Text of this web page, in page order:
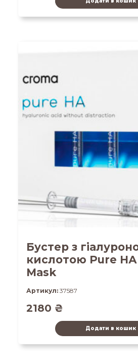
Бустер з
кислотою Pure
Mask
Артикул: 37587
2180 ₴
Додати в кошик